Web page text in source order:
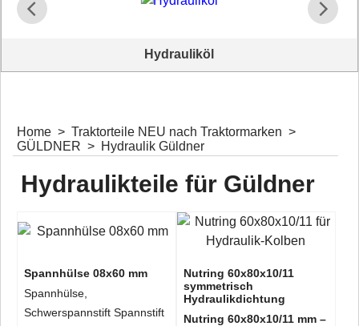
Hydrauliköl
Home > Traktorteile NEU nach Traktormarken >
GÜLDNER > Hydraulik Güldner
Hydraulikteile für Güldner
Spannhülse 08x60 mm
Spannhülse,
Schwerspannstift Spannstift
Nutring 60x80x10/11
symmetrisch
Hydraulikdichtung
Nutring 60x80x10/11 mm –